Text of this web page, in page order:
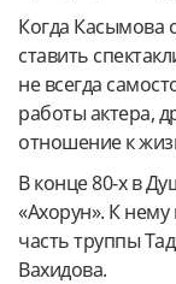
Когда Касымова
ставить
не всегда
работы актера,
отношение к
В конце 80-х в
«Ахорун». К
часть труппы
Вахидова.